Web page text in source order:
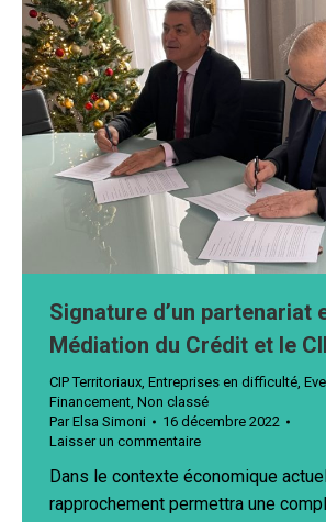
Signature d’un partenariat
Médiation du Crédit et le
CIP Territoriaux Entreprises en difficulté
Financement Non classé
ParElsa Simoni
16 décembre 2022
Laisser un commentaire
Dans le contexte économique
rapprochement permettra une